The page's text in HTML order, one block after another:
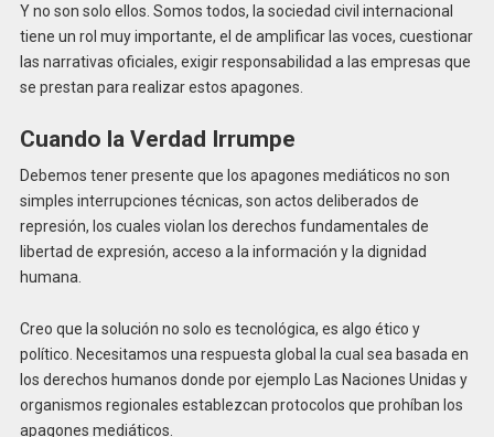
Y no son solo ellos. Somos todos, la sociedad civil internacional
tiene un rol muy importante, el de amplificar las voces, cuestionar
las narrativas oficiales, exigir responsabilidad a las empresas que
se prestan para realizar estos apagones.
Cuando la Verdad Irrumpe
Debemos tener presente que los apagones mediáticos no son
simples interrupciones técnicas, son actos deliberados de
represión, los cuales violan los derechos fundamentales de
libertad de expresión, acceso a la información y la dignidad
humana.
Creo que la solución no solo es tecnológica, es algo ético y
político. Necesitamos una respuesta global la cual sea basada en
los derechos humanos donde por ejemplo Las Naciones Unidas y
organismos regionales establezcan protocolos que prohíban los
apagones mediáticos.